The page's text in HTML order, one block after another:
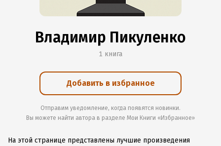
Владимир Пикуленко
1 книга
Добавить в избранное
Отправим уведомление, когда появятся новинки.
Вы можете найти автора в разделе Мои Книги «Избранное»
На этой странице представлены лучшие произведения